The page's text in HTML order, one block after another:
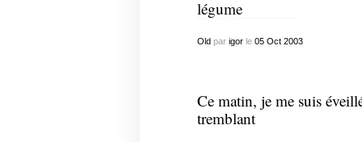
Oldpar igorle 05 Oct 2003
Ce matin, je me suis
tremblant